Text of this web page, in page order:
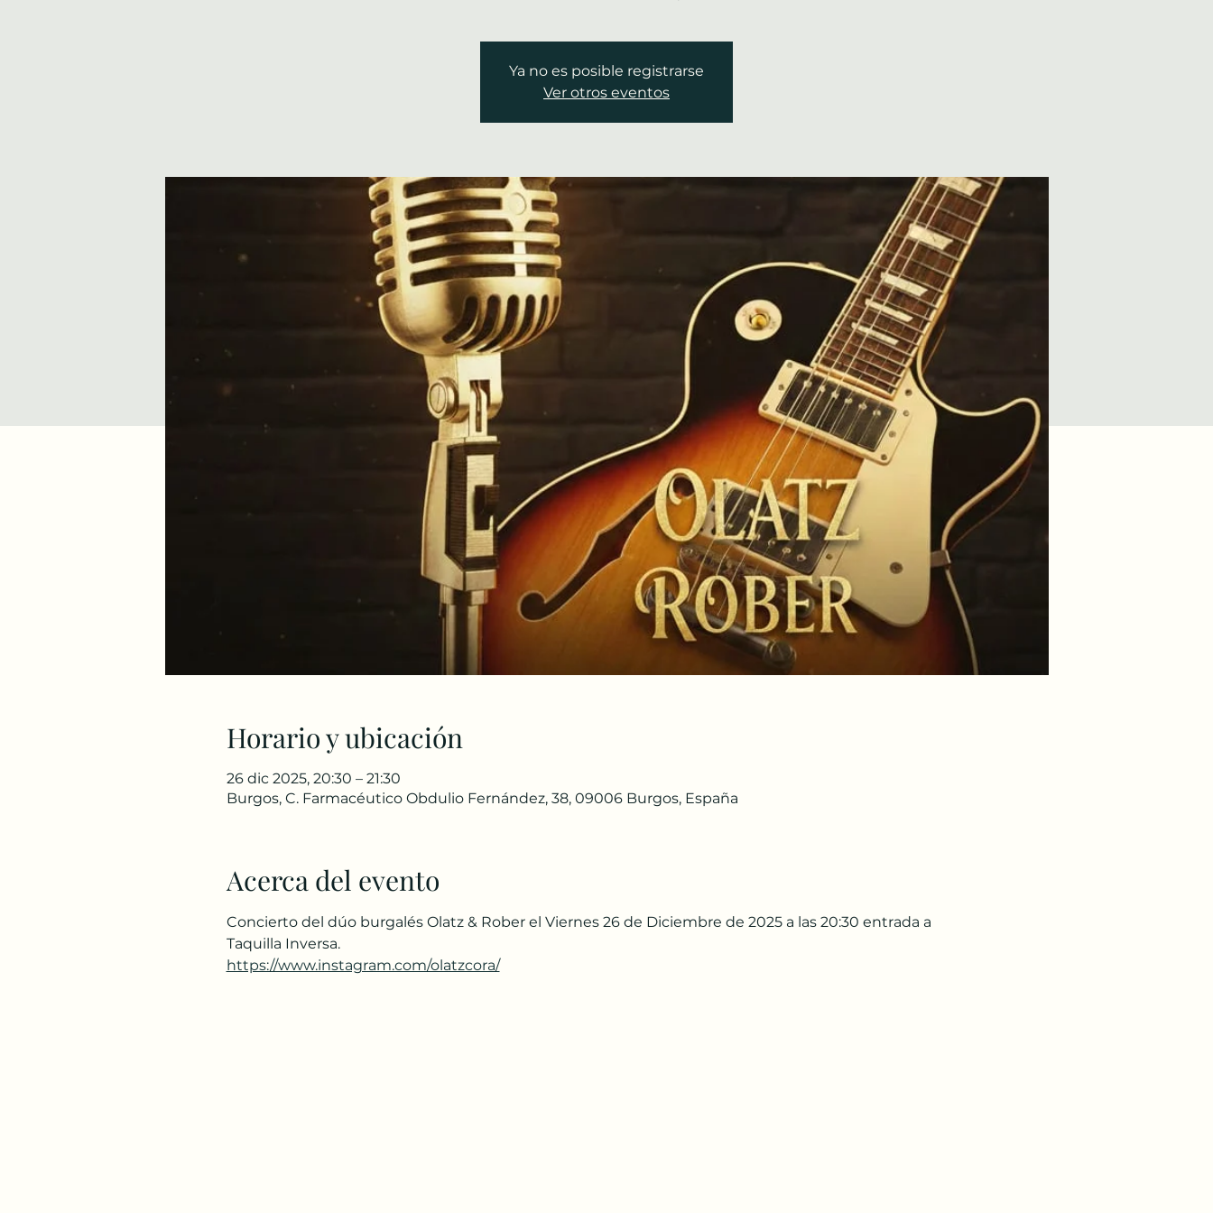
Ya no es posible registrarse
Ver otros eventos
Horario y ubicación
26 dic 2025, 20:30 – 21:30
Burgos, C. Farmacéutico Obdulio Fernández, 38, 09006 Burgos, España
Acerca del evento
Concierto del dúo burgalés Olatz & Rober el Viernes 26 de Diciembre de 2025 a las 20:30 entrada a
Taquilla Inversa.
https://www.instagram.com/olatzcora/